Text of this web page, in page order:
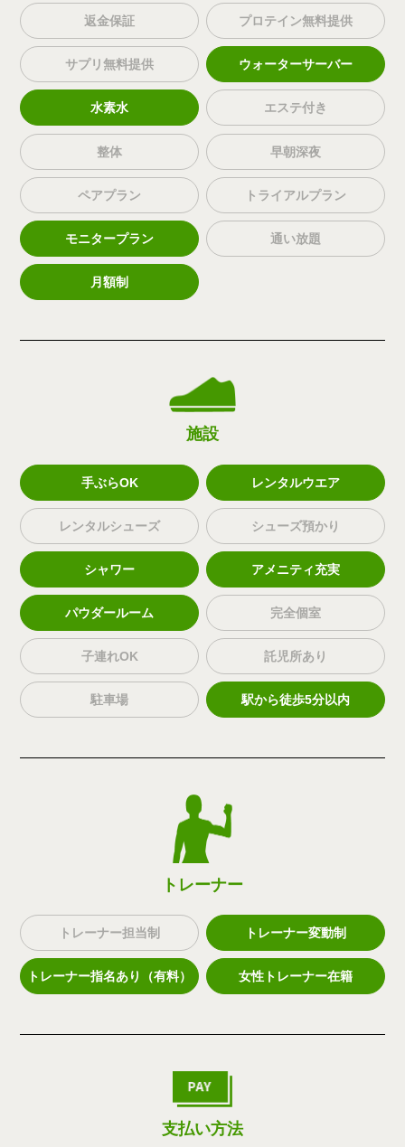
返金保証 プロテイン無料提供
サプリ無料提供 ウォーターサーバー
水素水 エステ付き
整体 早朝深夜
ペアプラン トライアルプラン
モニタープラン 通い放題
月額制
施設
手ぶらOK レンタルウエア
レンタルシューズ シューズ預かり
シャワー アメニティ充実
パウダールーム 完全個室
子連れOK 託児所あり
駐車場 駅から徒歩5分以内
トレーナー
トレーナー担当制 トレーナー変動制
トレーナー指名あり（有料） 女性トレーナー在籍
支払い方法